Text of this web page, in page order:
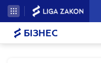
БІЗНЕС